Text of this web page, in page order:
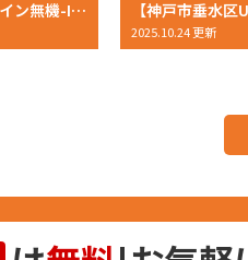
神戸市西区K様邸を超低汚染リファイン無機-IRで塗装！外壁塗装・屋根塗装 2026年2月完工
2025.10.24 更新